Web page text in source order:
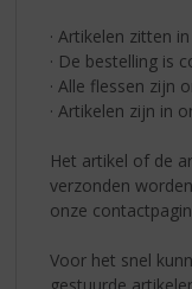
· Artikelen zitten
· De bestelling is
· Alle flessen zijn
· Artikelen zijn in
Het artikel of de
verzonden
onze
Voor het snel